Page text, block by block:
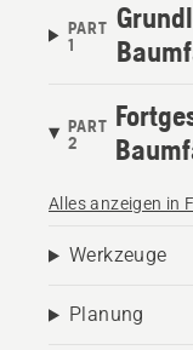
PART
1
PART
2
Alles anzeigen in
Werkzeuge
Planung